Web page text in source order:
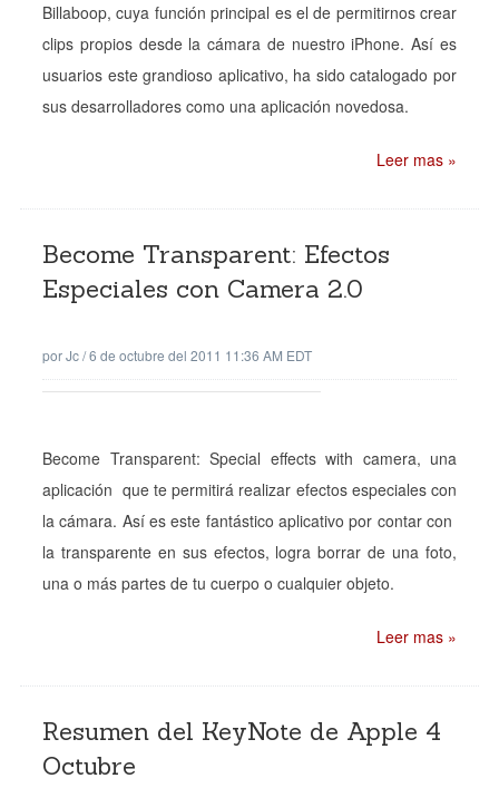
Billaboop, cuya función principal es el de permitirnos crear
clips propios desde la cámara de nuestro iPhone. Así es
usuarios este grandioso aplicativo, ha sido catalogado por
sus desarrolladores como una aplicación novedosa.
Leer mas »
Become Transparent: Efectos
Especiales con Camera 2.0
porJc/6 de octubre del 2011 11:36 AM EDT
Become Transparent: Special effects with camera, una
aplicación que te permitirá realizar efectos especiales con
la cámara. Así es este fantástico aplicativo por contar con
la transparente en sus efectos, logra borrar de una foto,
una o más partes de tu cuerpo o cualquier objeto.
Leer mas »
Resumen del KeyNote de Apple 4
Octubre